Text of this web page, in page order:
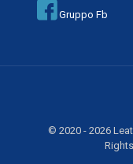
Gruppo Fb
© 2020 - 2026